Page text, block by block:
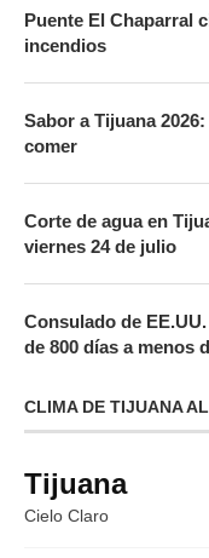
Puente El Chaparral
incendios
Sabor a Tijuana
comer
Corte de agua en
viernes 24 de julio
Consulado de
de 800 días a menos
CLIMA DE TIJUANA
Tijuana
Cielo Claro